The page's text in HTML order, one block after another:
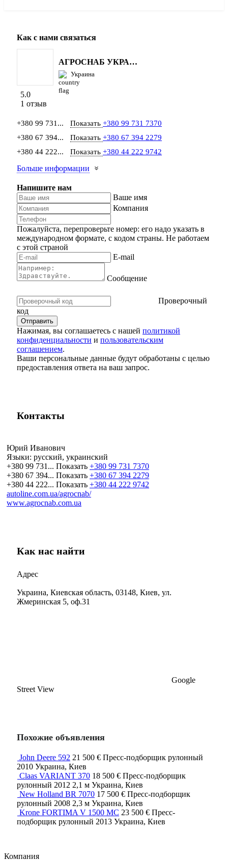
Как с нами связаться
АГРОСНАБ УКРАЇНА
Украина
5.0
1 отзыв
+380 99 731... Показать +380 99 731 7370
+380 67 394...
Показать +380 67 394 2279
+380 44 222...
Показать +380 44 222 9742
Больше информации
Напишите нам
Ваше имя
Компания
Пожалуйста, перепроверьте номер: его надо указать в
международном формате, с кодом страны. Не работаем
с этой страной
E-mail
Сообщение
Проверочный
код
Нажимая, вы соглашаетесь с нашей политикой
конфиденциальности и пользовательским
соглашением.
Ваши персональные данные будут обработаны с целью
предоставления ответа на ваш запрос.
Контакты
Юрий Иванович
Языки: русский, украинский
+380 99 731... Показать +380 99 731 7370
+380 67 394... Показать +380 67 394 2279
+380 44 222... Показать +380 44 222 9742
autoline.com.ua/agrocnab/
www.agrocnab.com.ua
Как нас найти
Адрес
Украина, Киевская область, 03148, Киев, ул.
Жмеринская 5, оф.31
Google
Street View
Похожие объявления
John Deere 592 21 500 € Пресс-подборщик рулонный
2010 Украина, Киев
Claas VARIANT 370 18 500 € Пресс-подборщик
рулонный 2012 2,1 м Украина, Киев
New Holland BR 7070 17 500 € Пресс-подборщик
рулонный 2008 2,3 м Украина, Киев
Krone FORTIMA V 1500 MC 23 500 € Пресс-
подборщик рулонный 2013 Украина, Киев
Компания